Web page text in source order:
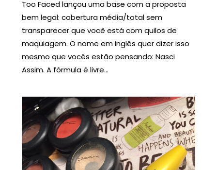
Too Faced lançou uma base com a proposta
bem legal: cobertura média/total sem
transparecer que você está com quilos de
maquiagem. O nome em inglês quer dizer isso
mesmo que vocês estão pensando: Nasci
Assim. A fórmula é livre...